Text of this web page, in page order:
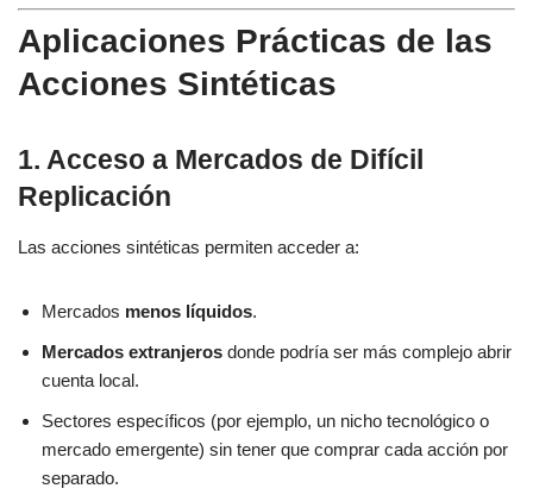
Aplicaciones Prácticas de las
Acciones Sintéticas
1. Acceso a Mercados de Difícil
Replicación
Las acciones sintéticas permiten acceder a:
Mercados menos líquidos.
Mercados extranjeros donde podría ser más complejo abrir
cuenta local.
Sectores específicos (por ejemplo, un nicho tecnológico o
mercado emergente) sin tener que comprar cada acción por
separado.